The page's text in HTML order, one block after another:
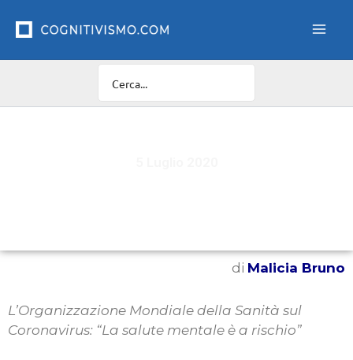
di Malicia Bruno
L’Organizzazione Mondiale della Sanità sul
Coronavirus: “La salute mentale è a rischio”